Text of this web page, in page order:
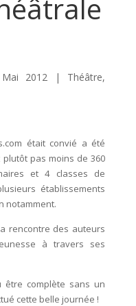
2012 | Théâtre,
était convié a été
pas moins de 360
et 4 classes de
établissements
notamment.
rencontre des auteurs
à travers ses
être complète sans un
cette belle journée !